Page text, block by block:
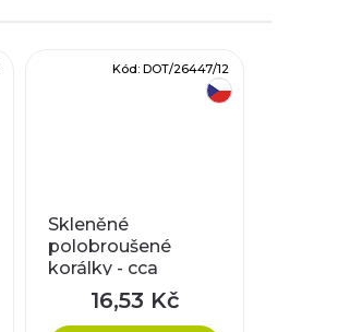
Skleněné
polobroušené
korálky - cca
10x9mm, puntíky
16,53 Kč
Kód: DOT/26447/12